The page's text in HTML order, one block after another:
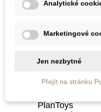
Skladem
PlanToys
Analytické
Marketingové
Jen nezbytné
Přejít na stránku